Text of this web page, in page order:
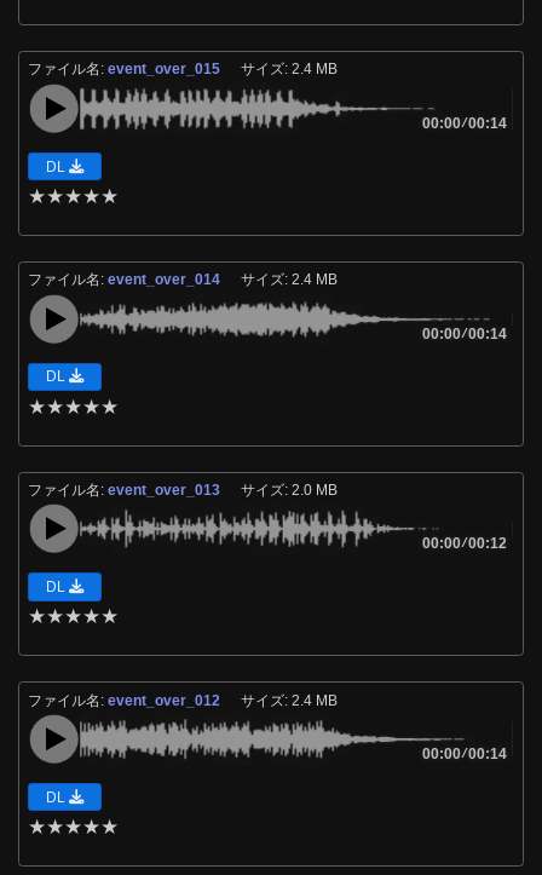
ファイル名:event_over_015 サイズ: 2.4 MB
00:00/00:14
DL
★★★★★
ファイル名:event_over_014 サイズ: 2.4 MB
00:00/00:14
DL
★★★★★
ファイル名:event_over_013 サイズ: 2.0 MB
00:00/00:12
DL
★★★★★
ファイル名:event_over_012 サイズ: 2.4 MB
00:00/00:14
DL
★★★★★